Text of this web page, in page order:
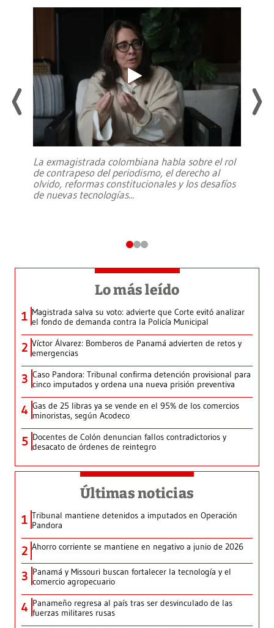
La exmagistrada colombiana habla sobre el rol
de contrapeso del periodismo, el derecho al
olvido, reformas constitucionales y los desafíos
de nuevas tecnologías...
Lo más leído
1 Magistrada salva su voto: advierte que Corte evitó analizar
el fondo de demanda contra la Policía Municipal
2 Víctor Álvarez: Bomberos de Panamá advierten de retos y
emergencias
3 Caso Pandora: Tribunal confirma detención provisional para
cinco imputados y ordena una nueva prisión preventiva
4 Gas de 25 libras ya se vende en el 95% de los comercios
minoristas, según Acodeco
5 Docentes de Colón denuncian fallos contradictorios y
desacato de órdenes de reintegro
Últimas noticias
1 Tribunal mantiene detenidos a imputados en Operación
Pandora
2 Ahorro corriente se mantiene en negativo a junio de 2026
3 Panamá y Missouri buscan fortalecer la tecnología y el
comercio agropecuario
4 Panameño regresa al país tras ser desvinculado de las
fuerzas militares rusas